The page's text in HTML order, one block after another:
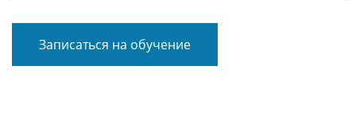
Записаться на обучение